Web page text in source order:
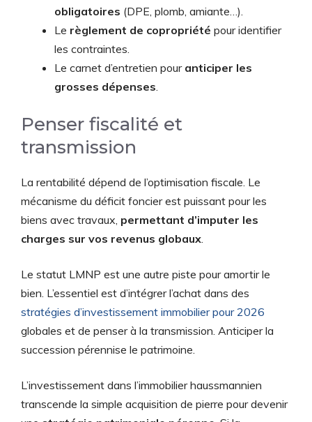
obligatoires (DPE, plomb, amiante…).
Le règlement de copropriété pour identifier
les contraintes.
Le carnet d’entretien pour anticiper les
grosses dépenses.
Penser fiscalité et
transmission
La rentabilité dépend de l’optimisation fiscale. Le
mécanisme du déficit foncier est puissant pour les
biens avec travaux, permettant d’imputer les
charges sur vos revenus globaux.
Le statut LMNP est une autre piste pour amortir le
bien. L’essentiel est d’intégrer l’achat dans des
stratégies d’investissement immobilier pour 2026
globales et de penser à la transmission. Anticiper la
succession pérennise le patrimoine.
L’investissement dans l’immobilier haussmannien
transcende la simple acquisition de pierre pour devenir